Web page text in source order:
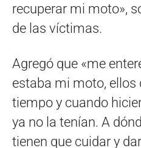
recuperar mi moto»,
de las víctimas.
Agregó que «me
estaba mi moto, ellos
tiempo y cuando
ya no la tenían. A
tienen que cuidar y